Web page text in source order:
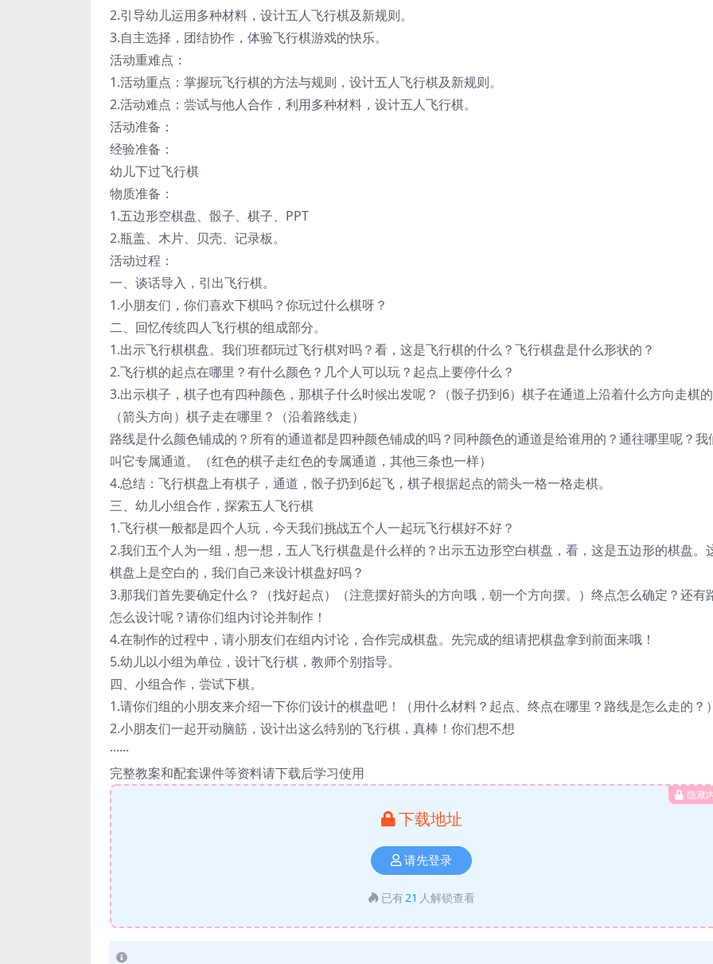
2.引导幼儿运用多种材料，设计五人飞行棋及新规则。
3.自主选择，团结协作，体验飞行棋游戏的快乐。
活动重难点：
1.活动重点：掌握玩飞行棋的方法与规则，设计五人飞行棋及新规则。
2.活动难点：尝试与他人合作，利用多种材料，设计五人飞行棋。
活动准备：
经验准备：
幼儿下过飞行棋
物质准备：
1.五边形空棋盘、骰子、棋子、PPT
2.瓶盖、木片、贝壳、记录板。
活动过程：
一、谈话导入，引出飞行棋。
1.小朋友们，你们喜欢下棋吗？你玩过什么棋呀？
二、回忆传统四人飞行棋的组成部分。
1.出示飞行棋棋盘。我们班都玩过飞行棋对吗？看，这是飞行棋的什么？飞行棋盘是什么形状的？
2.飞行棋的起点在哪里？有什么颜色？几个人可以玩？起点上要停什么？
3.出示棋子，棋子也有四种颜色，那棋子什么时候出发呢？（骰子扔到6）棋子在通道上沿着什么方向走棋
（箭头方向）棋子走在哪里？（沿着路线走）
路线是什么颜色铺成的？所有的通道都是四种颜色铺成的吗？同种颜色的通道是给谁用的？通往哪里呢？我
叫它专属通道。（红色的棋子走红色的专属通道，其他三条也一样）
4.总结：飞行棋盘上有棋子，通道，骰子扔到6起飞，棋子根据起点的箭头一格一格走棋。
三、幼儿小组合作，探索五人飞行棋
1.飞行棋一般都是四个人玩，今天我们挑战五个人一起玩飞行棋好不好？
2.我们五个人为一组，想一想，五人飞行棋盘是什么样的？出示五边形空白棋盘，看，这是五边形的棋盘。
棋盘上是空白的，我们自己来设计棋盘好吗？
3.那我们首先要确定什么？（找好起点）（注意摆好箭头的方向哦，朝一个方向摆。）终点怎么确定？还有
怎么设计呢？请你们组内讨论并制作！
4.在制作的过程中，请小朋友们在组内讨论，合作完成棋盘。先完成的组请把棋盘拿到前面来哦！
5.幼儿以小组为单位，设计飞行棋，教师个别指导。
四、小组合作，尝试下棋。
1.请你们组的小朋友来介绍一下你们设计的棋盘吧！（用什么材料？起点、终点在哪里？路线是怎么走的？
2.小朋友们一起开动脑筋，设计出这么特别的飞行棋，真棒！你们想不想
······
完整教案和配套课件等资料请下载后学习使用
隐藏
下载地址
请先登录
已有21 人解锁查看